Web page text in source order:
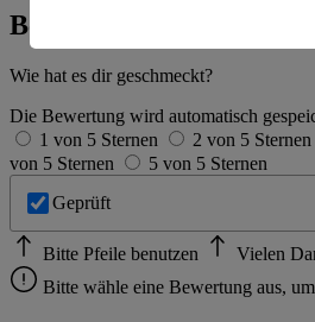
Bewertung
Wie hat es dir geschmeckt?
Die Bewertung wird automatisch
1 von 5 Sternen
2 von 5 Sternen
von 5 Sternen
5 von 5 Sternen
Geprüft
Bitte Pfeile benutzen
Vielen
Bitte wähle eine Bewertung aus,
Informationen zum Herausgeber
im Impressum